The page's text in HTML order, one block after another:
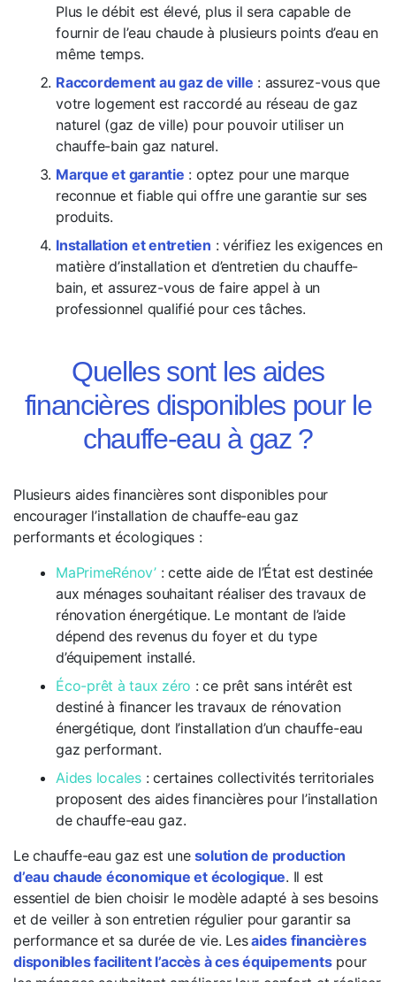
Plus le débit est élevé, plus il sera capable de
fournir de l’eau chaude à plusieurs points d’eau en
même temps.
Raccordement au gaz de ville : assurez-vous que
votre logement est raccordé au réseau de gaz
naturel (gaz de ville) pour pouvoir utiliser un
chauffe-bain gaz naturel.
Marque et garantie : optez pour une marque
reconnue et fiable qui offre une garantie sur ses
produits.
Installation et entretien : vérifiez les exigences en
matière d’installation et d’entretien du chauffe-
bain, et assurez-vous de faire appel à un
professionnel qualifié pour ces tâches.
Quelles sont les aides
financières disponibles pour le
chauffe-eau à gaz ?
Plusieurs aides financières sont disponibles pour
encourager l’installation de chauffe-eau gaz
performants et écologiques :
MaPrimeRénov’: cette aide de l’État est destinée
aux ménages souhaitant réaliser des travaux de
rénovation énergétique. Le montant de l’aide
dépend des revenus du foyer et du type
d’équipement installé.
Éco-prêt à taux zéro : ce prêt sans intérêt est
destiné à financer les travaux de rénovation
énergétique, dont l’installation d’un chauffe-eau
gaz performant.
Aides locales: certaines collectivités territoriales
proposent des aides financières pour l’installation
de chauffe-eau gaz.
Le chauffe-eau gaz est unesolution de production
d’eau chaude économique et écologique. Il est
essentiel de bien choisir le modèle adapté à ses besoins
et de veiller à son entretien régulier pour garantir sa
performance et sa durée de vie. Lesaides financières
disponibles facilitent l’accès à ces équipementspour